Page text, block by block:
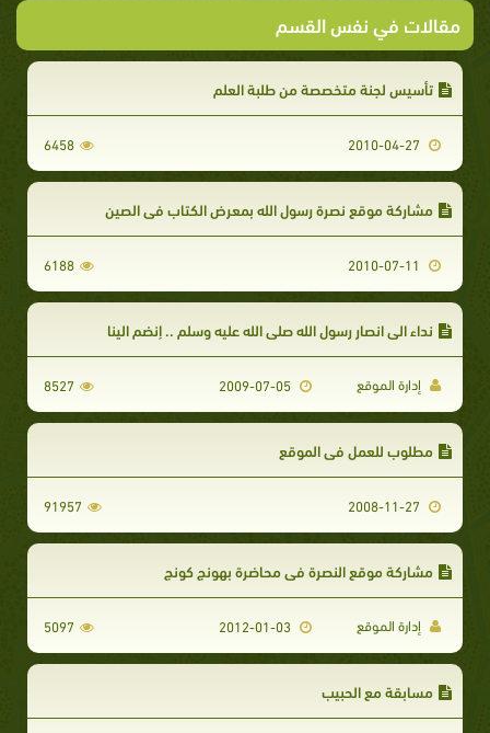
مقالات في نفس القسم
تأسيس لجنة متخصصة من طلبة العلم
6458
مشاركة موقع نصرة رسول الله بمعرض الكتاب في الصين
6188
نداء الى انصار رسول الله صلى الله عليه وسلم .. إنضم الينا
إدارة الموقع 2009-07-05
8527
مطلوب للعمل في الموقع
91957
مشاركة موقع النصرة في محاضرة بهونج كونج
إدارة الموقع 5097
مسابقة مع الحبيب